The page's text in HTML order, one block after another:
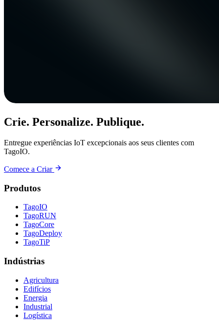
Crie. Personalize. Publique.
Entregue experiências IoT excepcionais aos seus clientes com
TagoIO.
Comece a Criar
Produtos
TagoIO
TagoRUN
TagoCore
TagoDeploy
TagoTiP
Indústrias
Agricultura
Edifícios
Energia
Industrial
Logística